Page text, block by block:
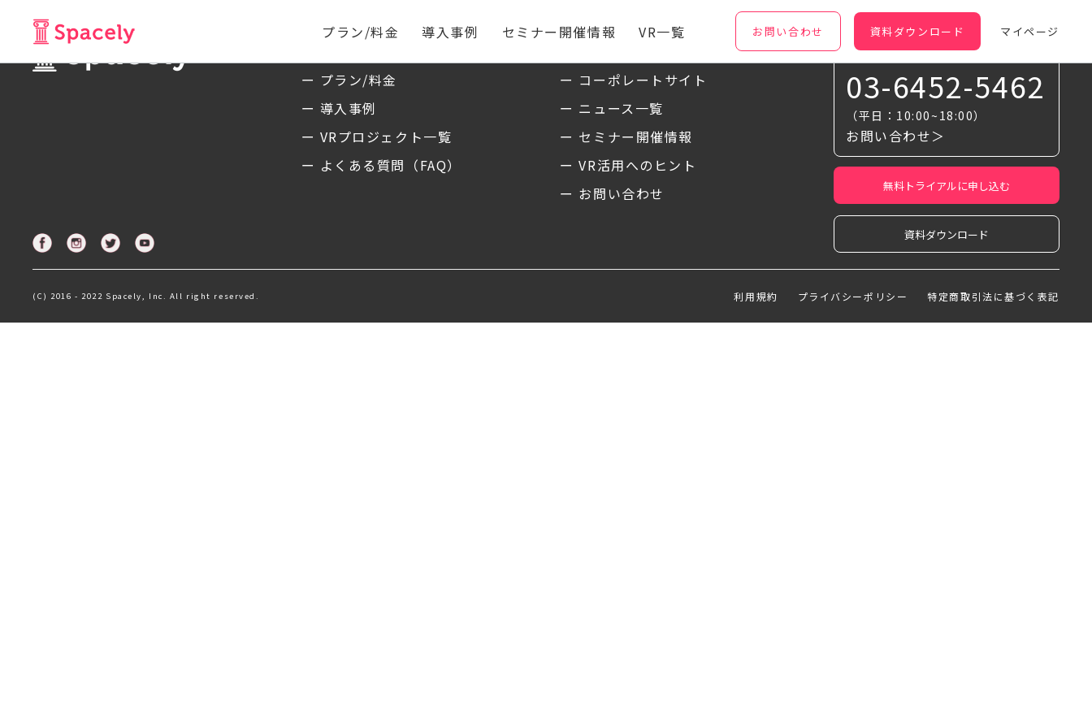
プラン/料金 導入事例 セミナー開催情報 VR一覧 お問い合わせ 資料ダウンロード マイページ
サービス
ー プラン/料金
ー 導入事例
ー VRプロジェクト一覧
ー よくある質問（FAQ）
私たちについて
ー コーポレートサイト
ー ニュース一覧
ー セミナー開催情報
ー VR活用へのヒント
ー お問い合わせ
お気軽に相談ください
03-6452-5462
（平日：10:00~18:00）
お問い合わせ＞
無料トライアルに申し込む
資料ダウンロード
(C) 2016 - 2022 Spacely, Inc. All right reserved. 特定商取引法に基づく表記
プライバシーポリシー
利用規約